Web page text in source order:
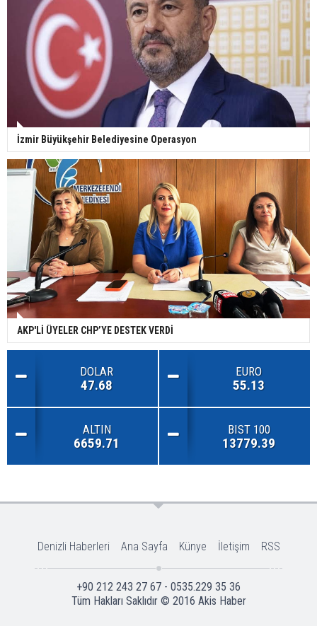
İzmir Büyükşehir Belediyesine Operasyon
AKP'Lİ ÜYELER CHP’YE DESTEK VERDİ
DOLAR
47.68
EURO
55.13
ALTIN
6659.71
BIST 100
13779.39
Denizli Haberleri Ana Sayfa Künye İletişim RSS
+90 212 243 27 67 - 0535.229 35 36
Tüm Hakları Saklıdır © 2016 Akis Haber